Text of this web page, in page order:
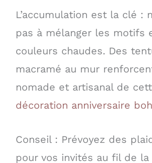
L’accumulation est la clé :
pas à mélanger les motifs
couleurs chaudes. Des
macramé au mur
nomade et artisanal de
décoration anniversaire
Conseil : Prévoyez des
pour vos invités au fil de la